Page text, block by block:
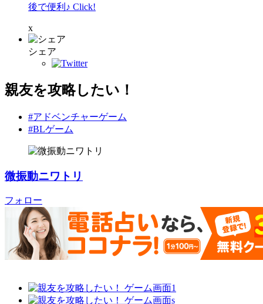
後で便利♪ Click!
x
シェア
親友を攻略したい！
#アドベンチャーゲーム
#BLゲーム
微振動ニワトリ
フォロー